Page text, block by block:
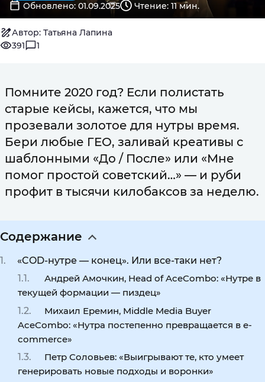
Обновлено: 01.09.2025 Чтение: 11 мин.
Автор: Татьяна Лапина
391
1
Помните 2020 год? Если полистать
старые кейсы, кажется, что мы
прозевали золотое для нутры время.
Бери любые ГЕО, заливай креативы с
шаблонными «До / После» или «Мне
помог простой советский…» — и руби
профит в тысячи килобаксов за неделю.
Содержание
«COD-нутре — конец». Или все-таки нет?
Андрей Амочкин, Head of AceCombo: «Нутре в
текущей формации — пиздец»
Михаил Еремин, Middle Media Buyer
AceCombo: «Нутра постепенно превращается в e-
commercе»
Петр Соловьев: «Выигрывают те, кто умеет
генерировать новые подходы и воронки»